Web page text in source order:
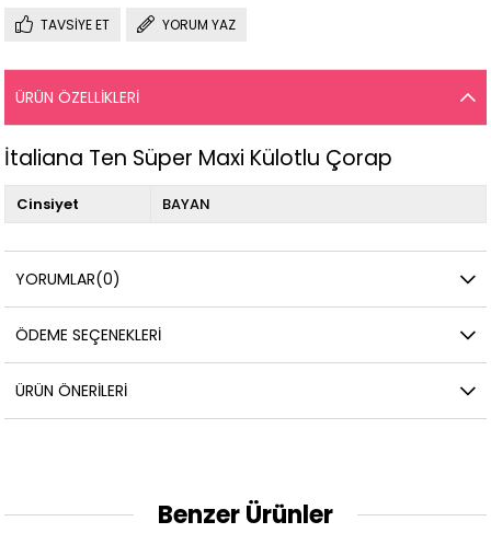
TAVSIYE ET YORUM YAZ
ÜRÜN ÖZELLIKLERI
İtaliana Ten Süper Maxi Külotlu Çorap
Cinsiyet BAYAN
YORUMLAR(0)
ÖDEME SEÇENEKLERI
ÜRÜN ÖNERILERI
Benzer Ürünler